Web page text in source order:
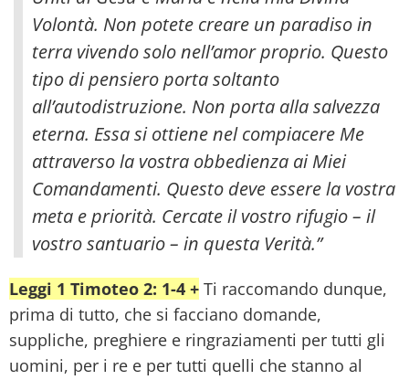
Volontà. Non potete creare un paradiso in
terra vivendo solo nell’amor proprio. Questo
tipo di pensiero porta soltanto
all’autodistruzione. Non porta alla salvezza
eterna. Essa si ottiene nel compiacere Me
attraverso la vostra obbedienza ai Miei
Comandamenti. Questo deve essere la vostra
meta e priorità. Cercate il vostro rifugio – il
vostro santuario – in questa Verità.”
Leggi 1 Timoteo 2: 1-4 + Ti raccomando dunque,
prima di tutto, che si facciano domande,
suppliche, preghiere e ringraziamenti per tutti gli
uomini, per i re e per tutti quelli che stanno al